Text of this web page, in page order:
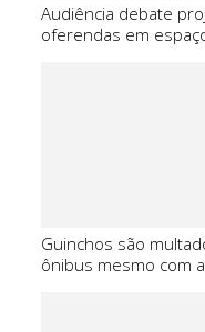
Audiência debate
oferendas em
Guinchos são
ônibus mesmo com